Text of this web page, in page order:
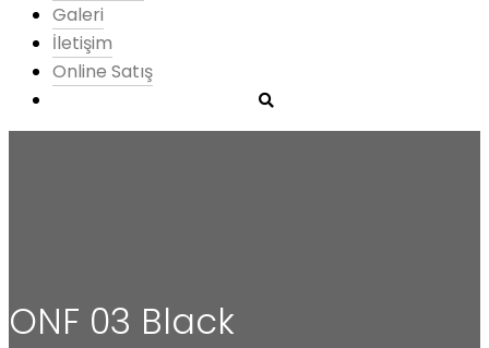
Galeri
İletişim
Online Satış
ONF 03 Black